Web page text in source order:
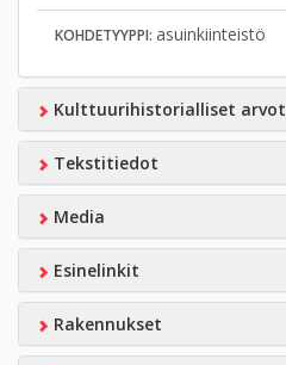
KOHDETYYPPI: asuinkiinteistö
Kulttuurihistorialliset arvot
Tekstitiedot
Media
Esinelinkit
Rakennukset